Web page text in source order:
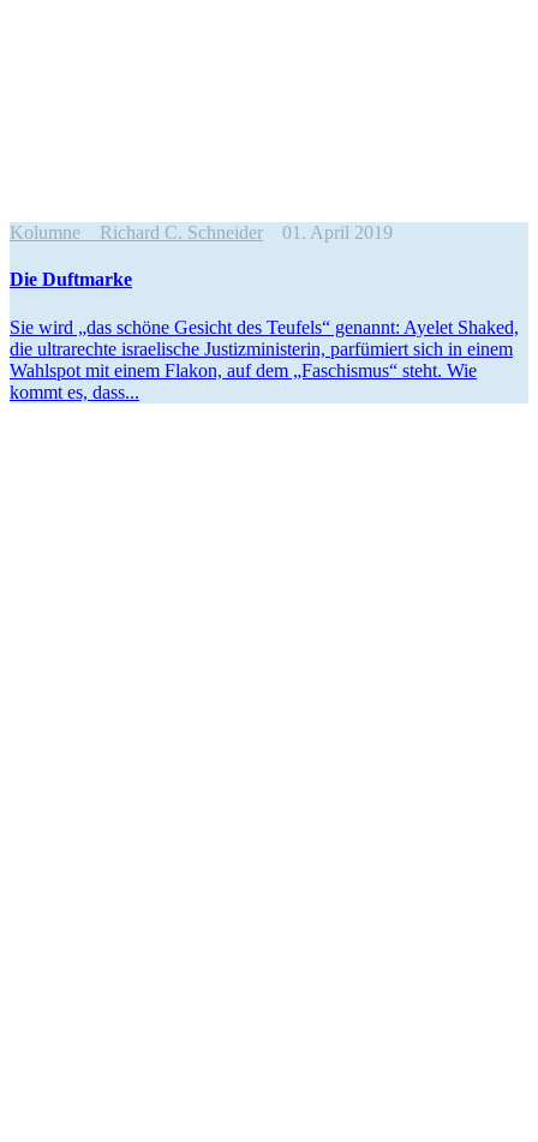
Kolumne Richard C. Schneider 01. April 2019
Die Duftmarke
Sie wird „das schöne Gesicht des Teufels“ genannt: Ayelet Shaked,
die ultra­rechte israe­lische Justiz­mi­nis­terin, parfü­miert sich in einem
Wahlspot mit einem Flakon, auf dem „Faschismus“ steht. Wie
kommt es, dass...